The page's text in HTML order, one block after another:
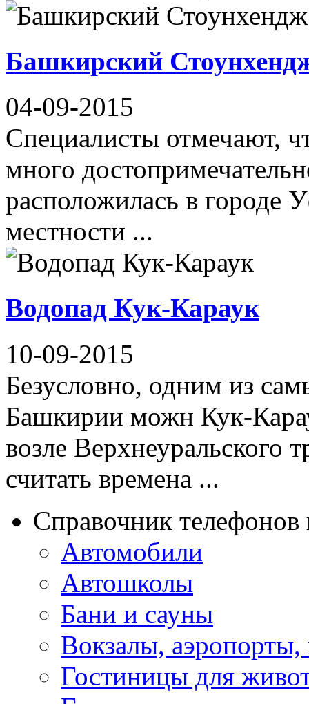
Башкирский
04-09-2015
Специалисты отмечают,
много
расположилась в городе
местности ...
Водопад Кук-Караук
10-09-2015
Безусловно, одним из
Башкирии можн Кук-
возле Верхнеуральского
считать времена ...
Справочник
Автомобили
Автошколы
Бани и сауны
Вокзалы,
Гостиницы для